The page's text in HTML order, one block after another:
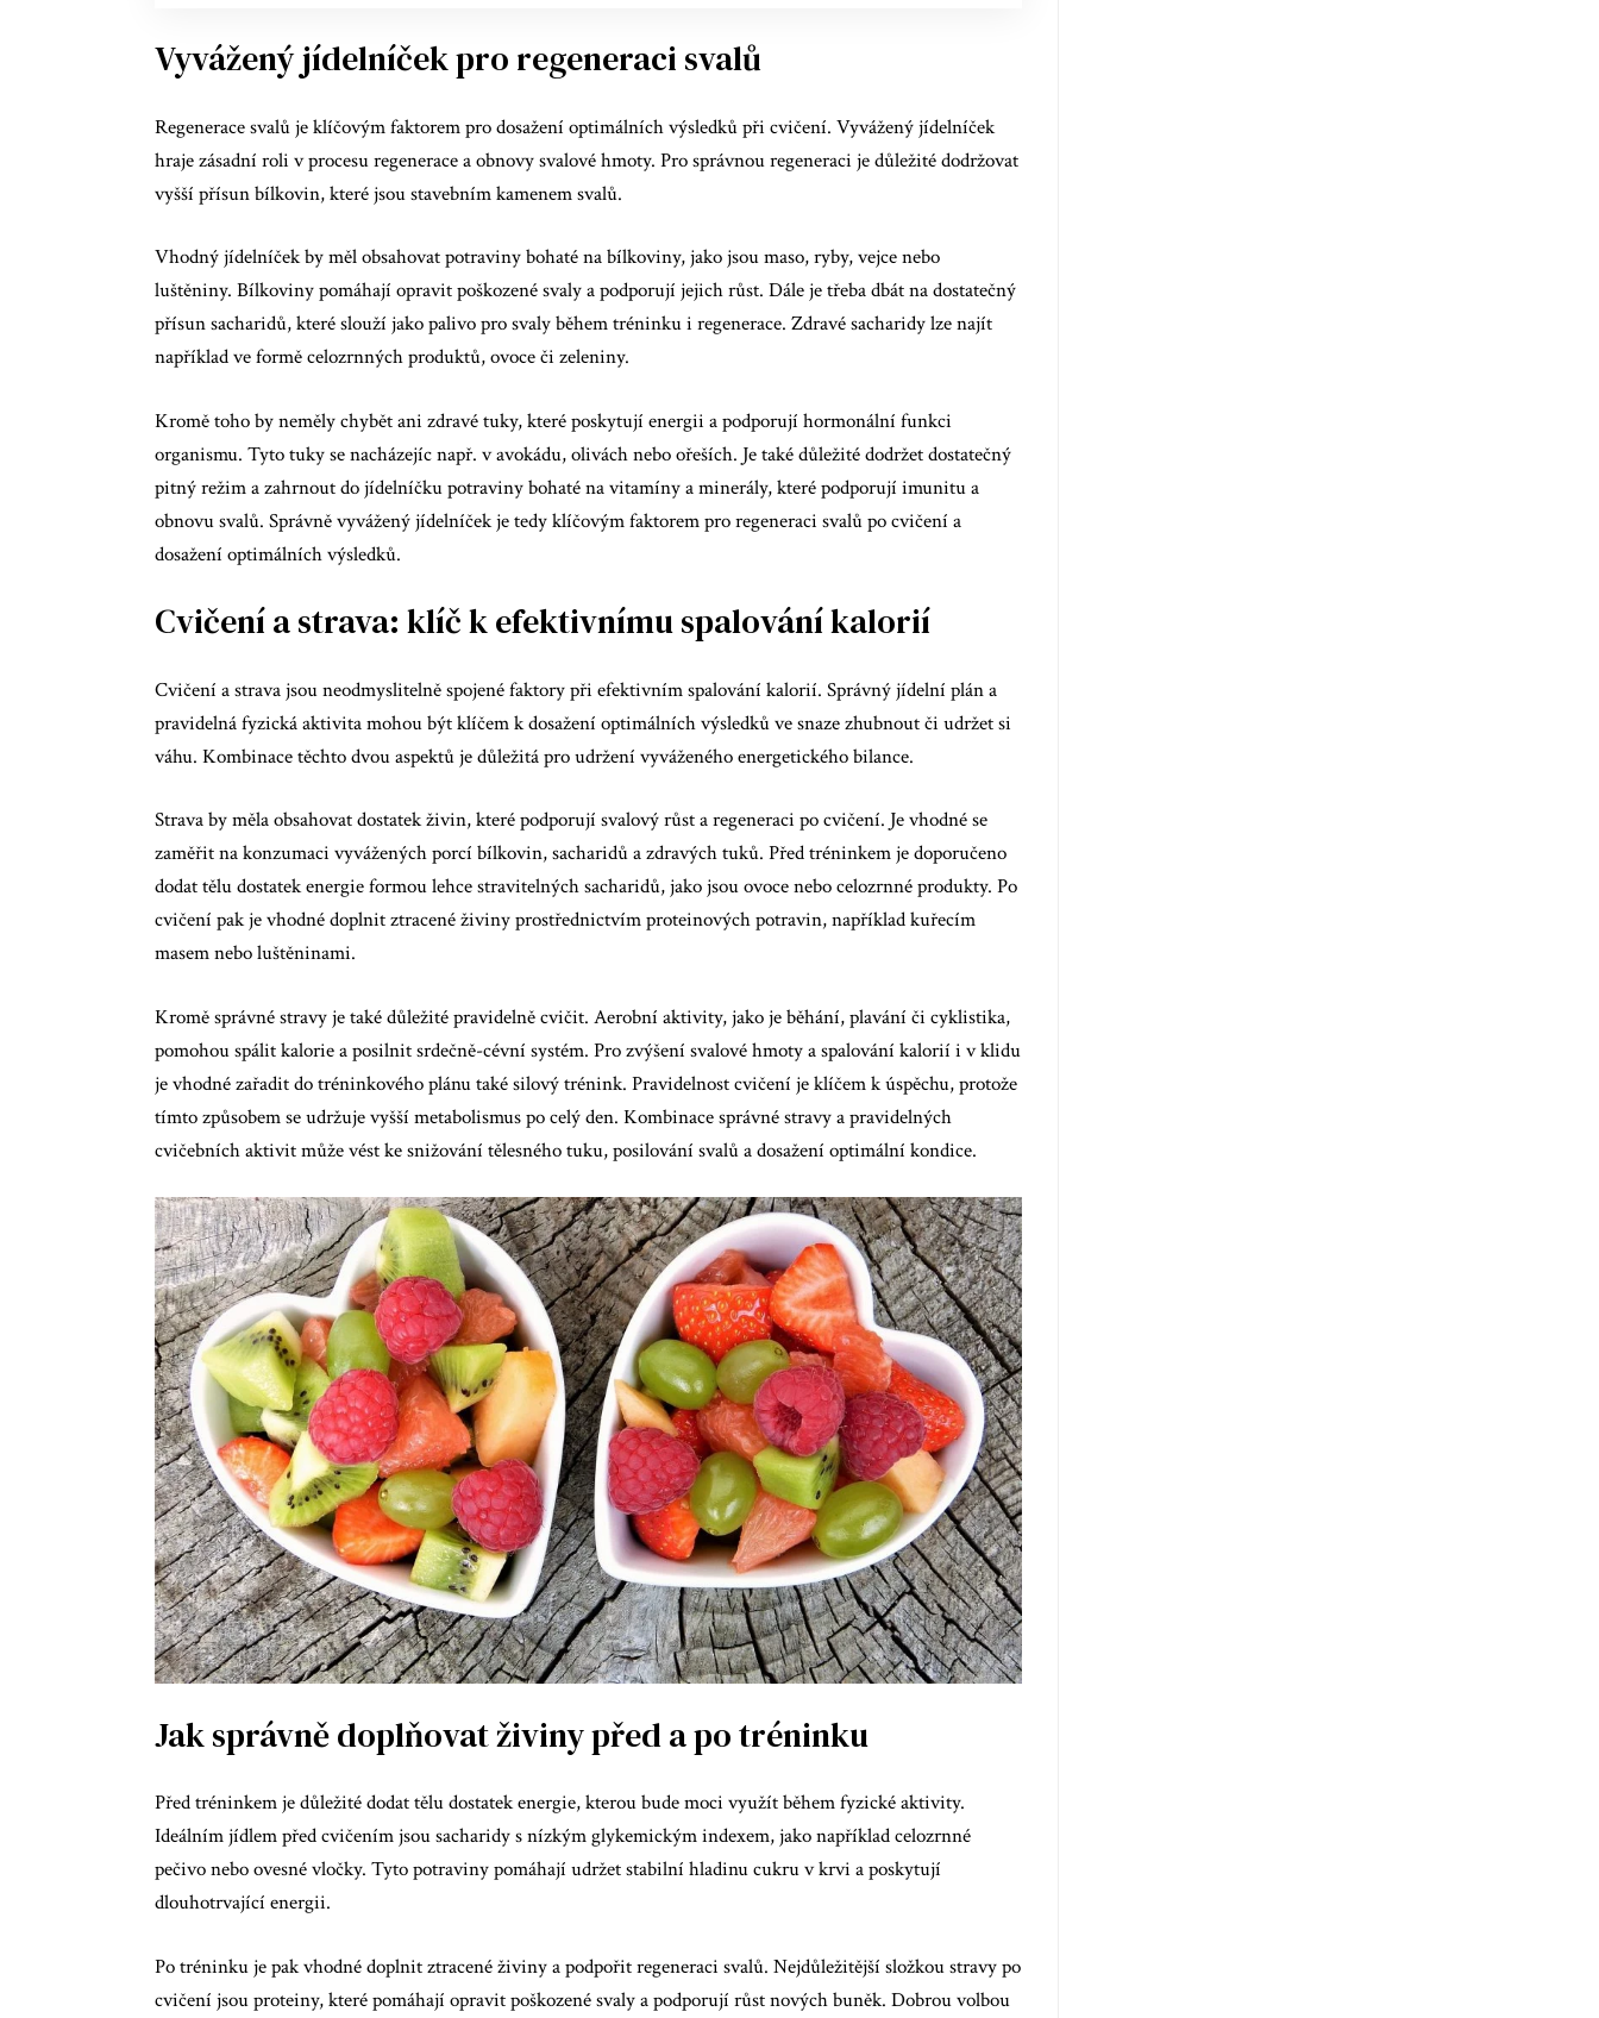
Vyvážený jídelníček pro regeneraci svalů
Regenerace svalů je klíčovým faktorem pro dosažení optimálních výsledků při cvičení. Vyvážený jídelníček
hraje zásadní roli v procesu regenerace a obnovy svalové hmoty. Pro správnou regeneraci je důležité dodržovat
vyšší přísun bílkovin, které jsou stavebním kamenem svalů.
Vhodný jídelníček by měl obsahovat potraviny bohaté na bílkoviny, jako jsou maso, ryby, vejce nebo
luštěniny. Bílkoviny pomáhají opravit poškozené svaly a podporují jejich růst. Dále je třeba dbát na dostatečný
přísun sacharidů, které slouží jako palivo pro svaly během tréninku i regenerace. Zdravé sacharidy lze najít
například ve formě celozrnných produktů, ovoce či zeleniny.
Kromě toho by neměly chybět ani zdravé tuky, které poskytují energii a podporují hormonální funkci
organismu. Tyto tuky se nacházejíc např. v avokádu, olivách nebo ořeších. Je také důležité dodržet dostatečný
pitný režim a zahrnout do jídelníčku potraviny bohaté na vitamíny a minerály, které podporují imunitu a
obnovu svalů. Správně vyvážený jídelníček je tedy klíčovým faktorem pro regeneraci svalů po cvičení a
dosažení optimálních výsledků.
Cvičení a strava: klíč k efektivnímu spalování kalorií
Cvičení a strava jsou neodmyslitelně spojené faktory při efektivním spalování kalorií. Správný jídelní plán a
pravidelná fyzická aktivita mohou být klíčem k dosažení optimálních výsledků ve snaze zhubnout či udržet si
váhu. Kombinace těchto dvou aspektů je důležitá pro udržení vyváženého energetického bilance.
Strava by měla obsahovat dostatek živin, které podporují svalový růst a regeneraci po cvičení. Je vhodné se
zaměřit na konzumaci vyvážených porcí bílkovin, sacharidů a zdravých tuků. Před tréninkem je doporučeno
dodat tělu dostatek energie formou lehce stravitelných sacharidů, jako jsou ovoce nebo celozrnné produkty. Po
cvičení pak je vhodné doplnit ztracené živiny prostřednictvím proteinových potravin, například kuřecím
masem nebo luštěninami.
Kromě správné stravy je také důležité pravidelně cvičit. Aerobní aktivity, jako je běhání, plavání či cyklistika,
pomohou spálit kalorie a posilnit srdečně-cévní systém. Pro zvýšení svalové hmoty a spalování kalorií i v klidu
je vhodné zařadit do tréninkového plánu také silový trénink. Pravidelnost cvičení je klíčem k úspěchu, protože
tímto způsobem se udržuje vyšší metabolismus po celý den. Kombinace správné stravy a pravidelných
cvičebních aktivit může vést ke snižování tělesného tuku, posilování svalů a dosažení optimální kondice.
Jak správně doplňovat živiny před a po tréninku
Před tréninkem je důležité dodat tělu dostatek energie, kterou bude moci využít během fyzické aktivity.
Ideálním jídlem před cvičením jsou sacharidy s nízkým glykemickým indexem, jako například celozrnné
pečivo nebo ovesné vločky. Tyto potraviny pomáhají udržet stabilní hladinu cukru v krvi a poskytují
dlouhotrvající energii.
Po tréninku je pak vhodné doplnit ztracené živiny a podpořit regeneraci svalů. Nejdůležitější složkou stravy po
cvičení jsou proteiny, které pomáhají opravit poškozené svaly a podporují růst nových buněk. Dobrou volbou